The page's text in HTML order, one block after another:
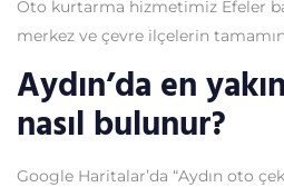
Oto kurtarma hizmetimiz Efeler
merkez ve çevre ilçelerin
Aydın’da en
nasıl bulunur?
Google Haritalar’da “Aydın oto